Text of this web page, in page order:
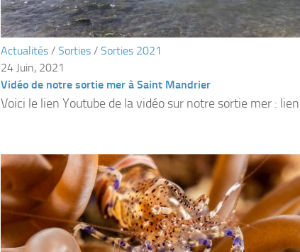
Actualités / Sorties / Sorties 2021
24 Juin, 2021
Vidéo de notre sortie mer à Saint Mandrier
Voici le lien Youtube de la vidéo sur notre sortie mer : lien